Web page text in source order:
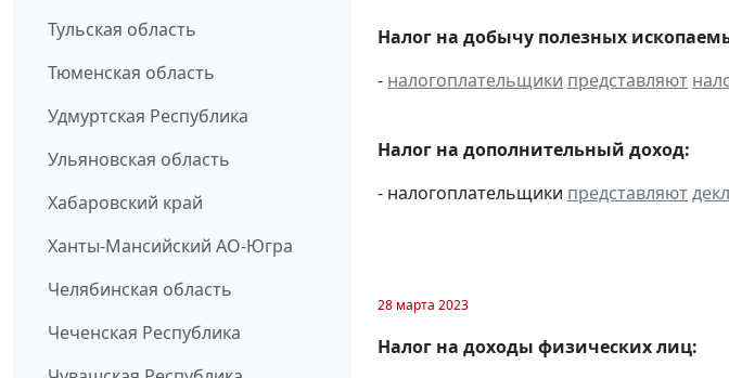
Тульская область
Тюменская область
Удмуртская Республика
Ульяновская область
Хабаровский край
Ханты-Мансийский АО-Югра
Челябинская область
Чеченская Республика
Налог на добычу полезных
- налогоплательщики представляют
Налог на дополнительный доход:
- налогоплательщики представляют
28 марта 2023
Налог на доходы физических лиц: